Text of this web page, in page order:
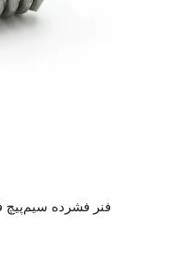
فنر فشرده سیم‌پیچ